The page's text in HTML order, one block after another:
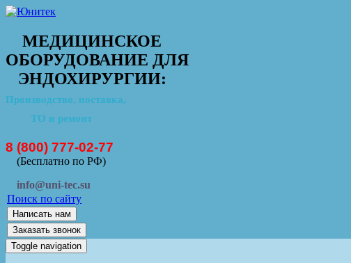
МЕДИЦИНСКОЕ
ОБОРУДОВАНИЕ ДЛЯ
ЭНДОХИРУРГИИ:
Производство, поставка,
ТО и ремонт
8 (800) 777-02-77
(Бесплатно по РФ)
info@uni-tec.su
Поиск по сайту
Написать нам
Заказать звонок
Toggle navigation